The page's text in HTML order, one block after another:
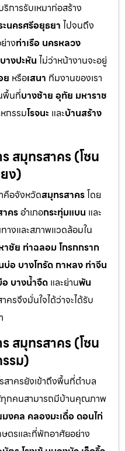
ริการรับเหมาก่อสร้าง
นครศรีอยุธยา ไปจนถึง
างท่าเรือ นครหลวง
บางปะหัน ไม่ว่าหน้างานจะอยู่
ย หรือเสนา ทีมงานของเรา
พื้นที่บางซ้าย อุทัย มหาราช
กรรมโรจนะ และบ้านสร้าง
สมุทรสาคร (โซน
ง)
คือจังหวัดสมุทรสาครโดย
ครอำเภอกระทุ่มแบน และ
างและสภาพแวดล้อมใน
าชัย ท่าฉลอม โกรกกราก
บ่อ บางโทรัด กาหลง ท่าจีน
บางน้ำจืด และย่านพัน
รจึงมั่นใจได้ว่าจะได้รับ
สมุทรสาคร (โซน
รม)
สาครยังเข้าถึงพื้นที่ตำบล
ทุกคนสามารถมีบ้านคุณภาพ
งคล คลองมะเดื่อ ดอนไก่
ษตรและที่พักอาศัยอย่าง